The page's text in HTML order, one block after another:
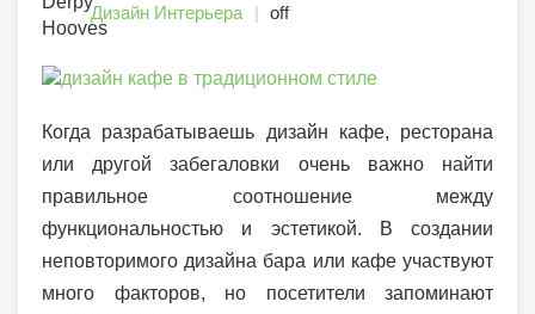
Дизайн Интерьера
off
Когда разрабатываешь дизайн кафе, ресторана
или другой забегаловки очень важно найти
правильное соотношение между
функциональностью и эстетикой. В создании
неповторимого дизайна бара или кафе участвуют
много факторов, но посетители запоминают